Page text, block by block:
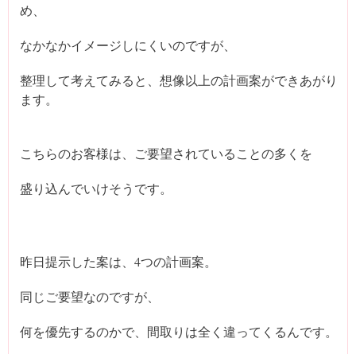
め、
なかなかイメージしにくいのですが、
整理して考えてみると、想像以上の計画案ができあがり
ます。
こちらのお客様は、ご要望されていることの多くを
盛り込んでいけそうです。
昨日提示した案は、4つの計画案。
同じご要望なのですが、
何を優先するのかで、間取りは全く違ってくるんです。